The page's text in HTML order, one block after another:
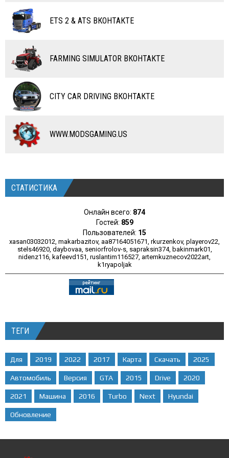
САМОЛЕТЫ
RC ТРАНСПОРТ
КАРТЫ
ЧИТЫ
ПРОГРАММЫ
РАЗНОЕ
ETS 2 & ATS ВКОНТАКТЕ
FARMING SIMULATOR ВКОНТАКТЕ
CITY CAR DRIVING ВКОНТАКТЕ
WWW.MODSGAMING.US
СТАТИСТИКА
Онлайн всего: 874
Гостей: 859
Пользователей: 15
xasan03032012, makarbazitov, aa87164051671, rkurzenkov, playerov22,
stels46920, daybovaa, seniorfrolov-s, sapraksin374, bakinmark01,
nidenz116, kafeevd151, ruslantim116527, artemkuznecov2022art,
k1ryapoljak
ТЕГИ
Для 2019 2022 2017 Карта Скачать 2025
Автомобиль Версия GTA 2015 Drive 2020
2021 Машина 2016 Turbo Next Hyundai
Обновление